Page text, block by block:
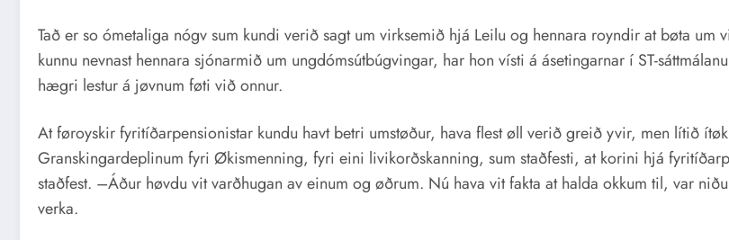
Tað er so ómetaliga nógv sum kundi verið sagt um virksemið hjá Leilu og hennara royndir at bøta
kunnu nevnast hennara sjónarmið um ungdómsútbúgvingar, har hon vísti á ásetingarnar í ST-
hægri lestur á jøvnum føti við onnur.
At føroyskir fyritíðarpensionistar kundu havt betri umstøður, hava flest øll verið greið yvir, men lítið
Granskingardeplinum fyri Økismenning, fyri eini livikorðskanning, sum staðfesti, at korini hjá
staðfest. –Áður høvdu vit varðhugan av einum og øðrum. Nú hava vit fakta at halda okkum til, var
verka.